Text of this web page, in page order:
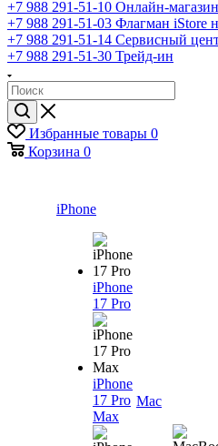
+7 988 291-51-10 Онлайн-
+7 988 291-51-03 Флагман iStore
+7 988 291-51-14 Сервисный
+7 988 291-51-30 Трейд-ин
Избранные товары 0
Корзина 0
iPhone
iPhone
17 Pro
iPhone
17 Pro
Max
Mac